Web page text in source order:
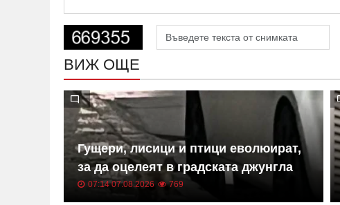
ВИЖ ОЩЕ
Гущери, лисици и птици еволюират,
за да оцелеят в градската джунгла
07:14 07.08.2026 769